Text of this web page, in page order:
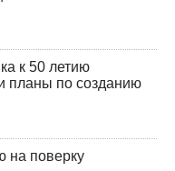
к 50 летию
планы по созданию
на поверку